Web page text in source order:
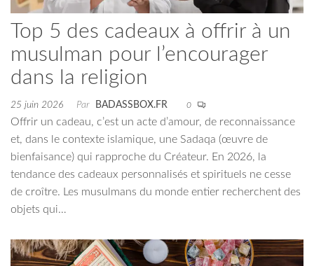
Top 5 des cadeaux à offrir à un
musulman pour l’encourager
dans la religion
25 juin 2026 Par BADASSBOX.FR 0
Offrir un cadeau, c’est un acte d’amour, de reconnaissance
et, dans le contexte islamique, une Sadaqa (œuvre de
bienfaisance) qui rapproche du Créateur. En 2026, la
tendance des cadeaux personnalisés et spirituels ne cesse
de croître. Les musulmans du monde entier recherchent des
objets qui…